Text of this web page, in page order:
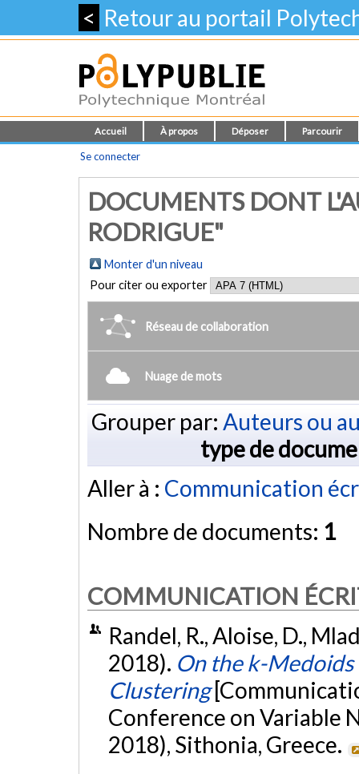
< Retour au portail
Accueil À propos Déposer Parcourir
Se connecter
DOCUMENTS DONT
RODRIGUE"
Monter d'un niveau
Pour citer ou exporter
Réseau de collaboration
Nuage de mots
Grouper par: Auteurs ou
type de
Aller à : Communication
Nombre de documents: 1
COMMUNICATION
Randel, R., Aloise, D.,
2018). On the k-
Clustering
Conference on Variable
2018), Sithonia, Greece.